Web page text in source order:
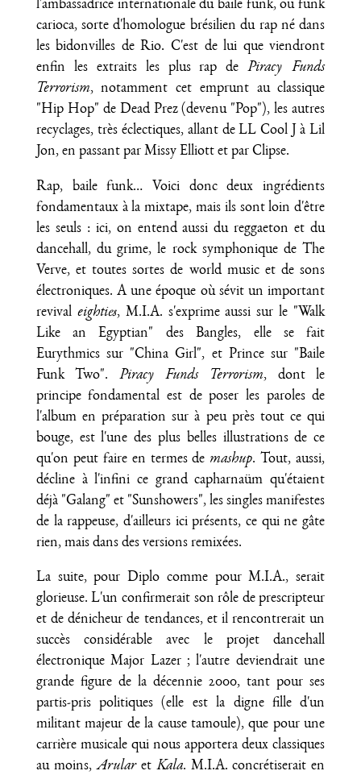
l'ambassadrice internationale du baile funk, ou funk
carioca, sorte d'homologue brésilien du rap né dans
les bidonvilles de Rio. C'est de lui que viendront
enfin les extraits les plus rap dePiracy Funds
Terrorism, notamment cet emprunt au classique
"Hip Hop" de Dead Prez (devenu "Pop"), les autres
recyclages, très éclectiques, allant de LL Cool J à Lil
Jon, en passant par Missy Elliott et par Clipse.
Rap, baile funk… Voici donc deux ingrédients
fondamentaux à la mixtape, mais ils sont loin d'être
les seuls : ici, on entend aussi du reggaeton et du
dancehall, du grime, le rock symphonique de The
Verve, et toutes sortes de world music et de sons
électroniques. A une époque où sévit un important
revival eighties, M.I.A. s'exprime aussi sur le "Walk
Like an Egyptian" des Bangles, elle se fait
Eurythmics sur "China Girl", et Prince sur "Baile
Funk Two". Piracy Funds Terrorism, dont le
principe fondamental est de poser les paroles de
l'album en préparation sur à peu près tout ce qui
bouge, est l'une des plus belles illustrations de ce
qu'on peut faire en termes de mashup. Tout, aussi,
décline à l'infini ce grand capharnaüm qu'étaient
déjà "Galang" et "Sunshowers", les singles manifestes
de la rappeuse, d'ailleurs ici présents, ce qui ne gâte
rien, mais dans des versions remixées.
La suite, pour Diplo comme pour M.I.A., serait
glorieuse. L'un confirmerait son rôle de prescripteur
et de dénicheur de tendances, et il rencontrerait un
succès considérable avec le projet dancehall
électronique Major Lazer ; l'autre deviendrait une
grande figure de la décennie 2000, tant pour ses
partis-pris politiques (elle est la digne fille d'un
militant majeur de la cause tamoule), que pour une
carrière musicale qui nous apportera deux classiques
au moins,Arularet Kala. M.I.A. concrétiserait en